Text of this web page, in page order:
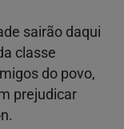
sairão daqui
classe
do povo,
prejudicar